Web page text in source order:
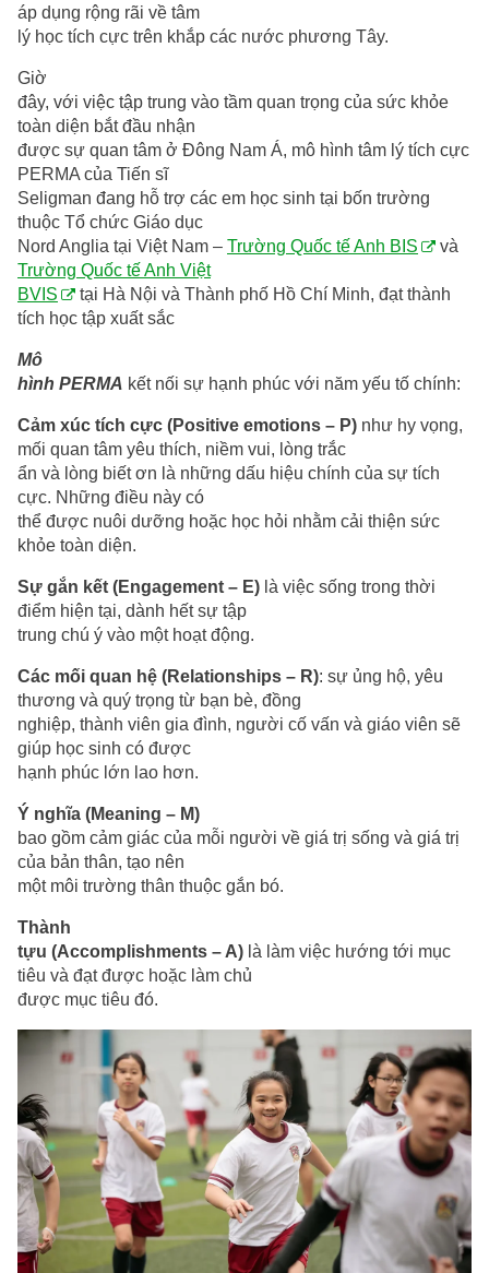
áp dụng rộng rãi về tâm
lý học tích cực trên khắp các nước phương Tây.
Giờ
đây, với việc tập trung vào tầm quan trọng của sức khỏe
toàn diện bắt đầu nhận
được sự quan tâm ở Đông Nam Á, mô hình tâm lý tích cực
PERMA của Tiến sĩ
Seligman đang hỗ trợ các em học sinh tại bốn trường
thuộc Tổ chức Giáo dục
Nord Anglia tại Việt Nam – Trường Quốc tế Anh BIS
và
Trường Quốc tế Anh Việt
BVIS
tại Hà Nội và Thành phố Hồ Chí Minh, đạt thành
tích học tập xuất sắc
Mô
hình PERMA kết nối sự hạnh phúc với năm yếu tố chính:
Cảm xúc tích cực (Positive emotions – P) như hy vọng,
mối quan tâm yêu thích, niềm vui, lòng trắc
ẩn và lòng biết ơn là những dấu hiệu chính của sự tích
cực. Những điều này có
thể được nuôi dưỡng hoặc học hỏi nhằm cải thiện sức
khỏe toàn diện.
Sự gắn kết (Engagement – E) là việc sống trong thời
điểm hiện tại, dành hết sự tập
trung chú ý vào một hoạt động.
Các mối quan hệ (Relationships – R): sự ủng hộ, yêu
thương và quý trọng từ bạn bè, đồng
nghiệp, thành viên gia đình, người cố vấn và giáo viên sẽ
giúp học sinh có được
hạnh phúc lớn lao hơn.
Ý nghĩa (Meaning – M)
bao gồm cảm giác của mỗi người về giá trị sống và giá trị
của bản thân, tạo nên
một môi trường thân thuộc gắn bó.
Thành
tựu (Accomplishments – A) là làm việc hướng tới mục
tiêu và đạt được hoặc làm chủ
được mục tiêu đó.